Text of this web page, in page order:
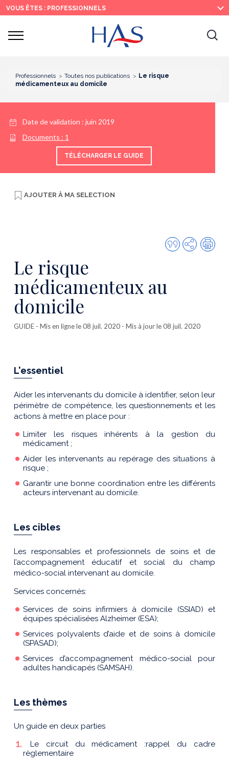
Recherche
Menu
principal
Contenu
principal
VOUS ÊTES : PROFESSIONNELS
Ouvrir
Professionnels Toutes nos publications
Le risque
médicamenteux au domicile
Date de validation : juin 2019
Documents : 1
TÉLÉCHARGER LE GUIDE
AJOUTER À MA SELECTION
Citer
cette
Partager
Le risque
médicamenteux au
domicile
GUIDE - Mis en ligne le 08 juil. 2020 - Mis à jour le 08 juil. 2020
L'essentiel
Aider les intervenants du domicile à identifier, selon leur
périmètre de compétence, les questionnements et les
actions à mettre en place pour :
Limiter les risques inhérents à la gestion du
médicament ;
Aider les intervenants au repérage des situations à
risque ;
Garantir une bonne coordination entre les différents
acteurs intervenant au domicile.
Les cibles
Les responsables et professionnels de soins et de
l’accompagnement éducatif et social du champ
médico-social intervenant au domicile.
Services concernés:
Services de soins infirmiers à domicile (SSIAD) et
équipes spécialisées Alzheimer (ESA);
Services polyvalents d’aide et de soins à domicile
(SPASAD);
Services d’accompagnement médico-social pour
adultes handicapés (SAMSAH).
Les thèmes
Un guide en deux parties
Le circuit du médicament :rappel du cadre
règlementaire